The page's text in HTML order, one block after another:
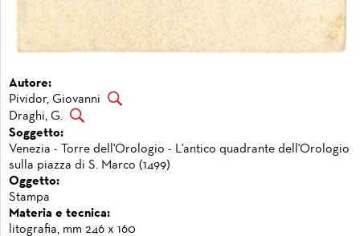
Autore:
Pividor, Giovanni
Draghi, G.
Soggetto:
Venezia - Torre dell'Orologio - L'antico quadrante dell'Orologio
sulla piazza di S. Marco (1499)
Oggetto:
Stampa
Materia e tecnica:
litografia, mm 246 x 160